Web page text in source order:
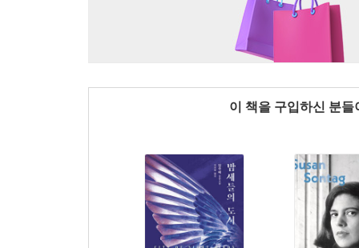
이 책을 구입하신 분